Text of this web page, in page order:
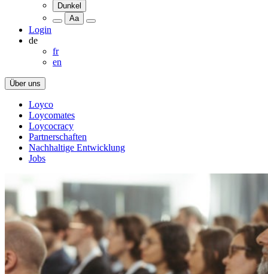
Dunkel
Aa
Login
de
fr
en
Über uns
Loyco
Loycomates
Loycocracy
Partnerschaften
Nachhaltige Entwicklung
Jobs